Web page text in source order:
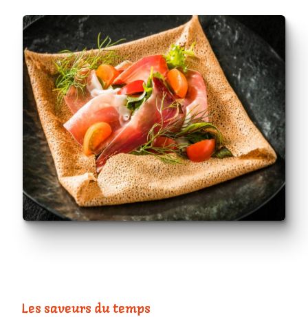
Les saveurs du temps